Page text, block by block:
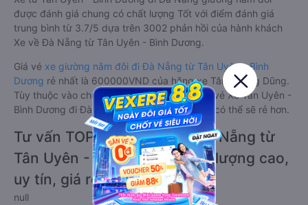
được đánh giá chung có chất lượng Tốt với điểm đánh giá
trung bình từ 3.7/5 dựa trên 3002 phản hồi của hành khách
Xe về Đà Nẵng từ Tân Uyên - Bình Dương.
Giá vé xe giường nằm đôi đi Đà Nẵng từ Tân Uyên - Bình
Dương rẻ nhất là 600000VND của hãng xe Tân Quang Dũng.
Tùy thuộc vào chương trình khuyến mãi, giá vé Xe Tân Uyên -
Bình Dương đi Đà Nẵng giường nằm đôi này có thể sẽ rẻ hơn.
Tư vấn TOP 2 xe khách đi Đà Nẵng từ
Tân Uyên - Bình Dương chất lượng cao,
uy tín, giá rẻ nhất 08/2026
null